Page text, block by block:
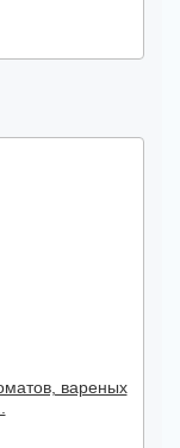
вареных